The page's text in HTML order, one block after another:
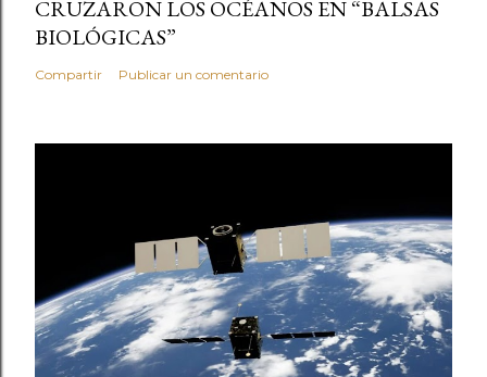
CRUZARON LOS OCÉANOS EN “BALSAS
BIOLÓGICAS”
Compartir Publicar un comentario